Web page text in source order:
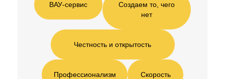
ВАУ‑сервис
Создаем то, чего
нет
Профессионализм
Честность и открытость
Скорость